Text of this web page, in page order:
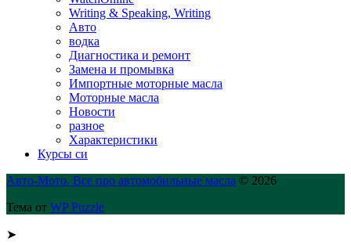
Writing & Speaking, Writing
Авто
водка
Диагностика и ремонт
Замена и промывка
Импортные моторные масла
Моторные масла
Новости
разное
Характеристики
Курсы си
Авто-Мото. Все про автомобильные масла © 2026
Тема от WP Puzzle
➤